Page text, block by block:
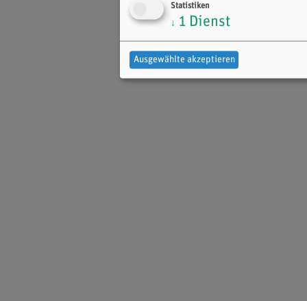
Statistiken
↓ 1 Dienst
Ausgewählte akzeptieren